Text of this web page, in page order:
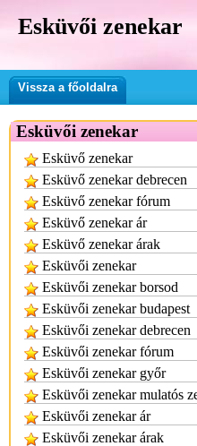
Esküvői zenekar
Vissza a főoldalra
Esküvői zenekar
Esküvő zenekar
Esküvő zenekar debrecen
Esküvő zenekar fórum
Esküvő zenekar ár
Esküvő zenekar árak
Esküvői zenekar
Esküvői zenekar borsod
Esküvői zenekar budapest
Esküvői zenekar debrecen
Esküvői zenekar fórum
Esküvői zenekar győr
Esküvői zenekar mulatós
Esküvői zenekar ár
Esküvői zenekar árak